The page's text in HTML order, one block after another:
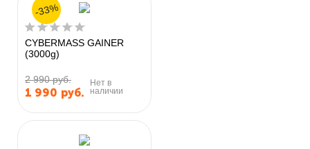
CYBERMASS GAINER
(3000g)
2 990 руб.
1 990 руб.
Нет в
наличии
-33%